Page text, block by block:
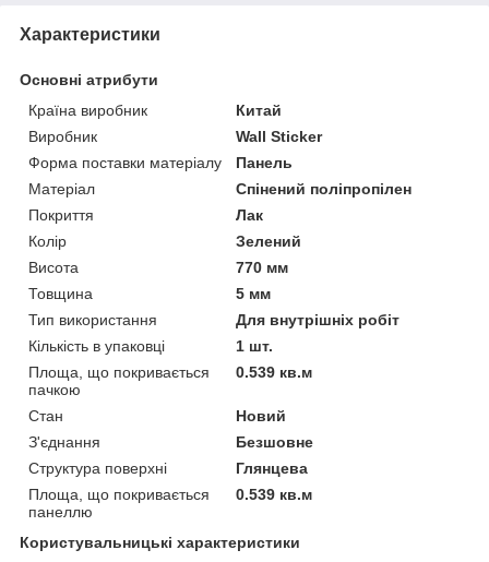
Характеристики
Основні атрибути
Країна виробник
Китай
Виробник
Wall Sticker
Форма поставки матеріалу
Панель
Матеріал
Спінений поліпропілен
Покриття
Лак
Колір
Зелений
Висота
770 мм
Товщина
5 мм
Тип використання
Для внутрішніх робіт
Кількість в упаковці
1 шт.
Площа, що покривається
пачкою
0.539 кв.м
Стан
Новий
З'єднання
Безшовне
Структура поверхні
Глянцева
Площа, що покривається
панеллю
0.539 кв.м
Користувальницькі характеристики